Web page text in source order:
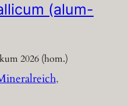
(alum-
2026 (hom.)